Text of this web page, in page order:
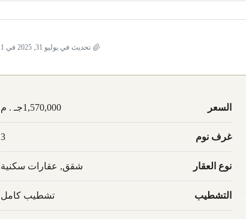
تحديث في يوليو 31, 2025 في 12:11 م
السعر 1,570,000جـ . م
غرف نوم 3
نوع العقار شقق, عقارات سكنية
التشطيب تشطيب كامل